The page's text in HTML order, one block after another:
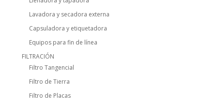
Lavadora y secadora externa
Capsuladora y etiquetadora
Equipos para fin de línea
FILTRACIÓN
Filtro Tangencial
Filtro de Tierra
Filtro de Placas